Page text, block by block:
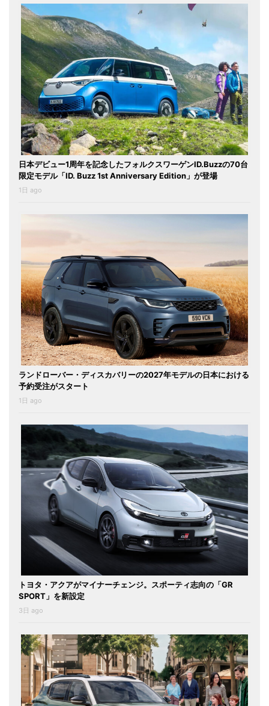
日本デビュー1周年を記念したフォルクスワーゲンID.Buzzの70台
限定モデル「ID. Buzz 1st Anniversary Edition」が登場
1日 ago
ランドローバー・ディスカバリーの2027年モデルの日本における
予約受注がスタート
1日 ago
トヨタ・アクアがマイナーチェンジ。スポーティ志向の「GR
SPORT」を新設定
3日 ago